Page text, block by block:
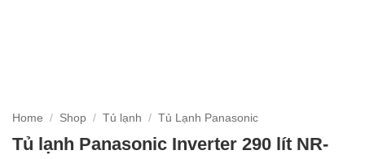
Home / Shop / Tủ lạnh / Tủ Lạnh Panasonic
Tủ lạnh Panasonic Inverter 290 lít NR-